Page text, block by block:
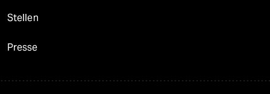
Stellen
Presse